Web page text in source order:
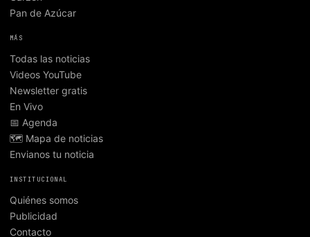
Pan de Azúcar
MÁS
Todas las noticias
Videos YouTube
Newsletter gratis
En Vivo
📅 Agenda
🗺️ Mapa de noticias
Envianos tu noticia
INSTITUCIONAL
Quiénes somos
Publicidad
Contacto